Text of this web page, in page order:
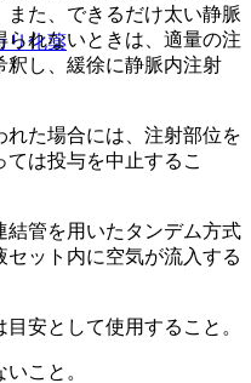
リ化薬
た、できるだけ太い静脈
れないときは、適量の注
釈し、緩徐に静脈内注射
た場合には、注射部位を
は投与を中止するこ
管を用いたタンデム方式
ット内に空気が流入する
安として使用すること。
こと。